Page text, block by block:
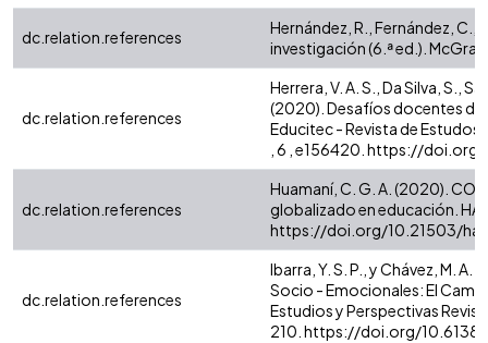
dc.relation.references
Hernández, R., Fernández,
investigación (6.ª ed.).
dc.relation.references
Herrera, V. A. S., Da Silva, S.,
(2020). Desafíos docentes
Educitec - Revista de Estudos
, 6 , e156420. https://
dc.relation.references
Huamaní, C. G. A. (2020).
globalizado en educación.
https://doi.org/10.21503/
dc.relation.references
Ibarra, Y. S. P., y Chávez, M.
Socio - Emocionales: El
Estudios y Perspectivas
210. https://doi.org/